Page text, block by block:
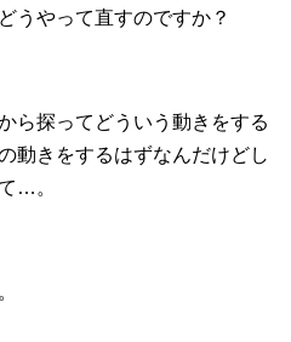
うやって直すのですか？
ら探ってどういう動きをする
動きをするはずなんだけどし
…。